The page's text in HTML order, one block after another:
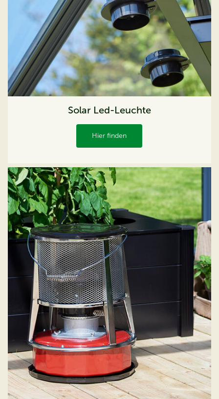
Solar Led-Leuchte
Hier finden